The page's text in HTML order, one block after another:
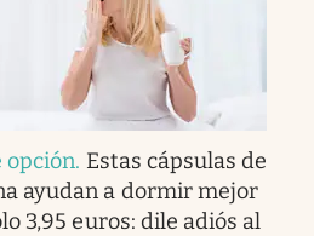
opción. Estas cápsulas de
ayudan a dormir mejor
3,95 euros: dile adiós al